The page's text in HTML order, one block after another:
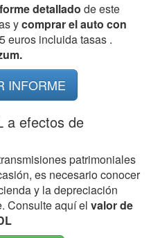
detallado de este
ycomprar el auto con
euros incluida tasas .
INFORME
a efectos de
patrimoniales
es necesario conocer
y la depreciación
Consulte aquí el valor de